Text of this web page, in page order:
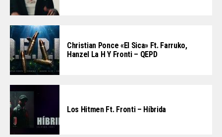
Christian Ponce «El Sica» Ft. Farruko,
Hanzel La H Y Fronti – QEPD
Los Hitmen Ft. Fronti – Híbrida